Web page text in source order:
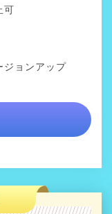
可
ジョンアップ